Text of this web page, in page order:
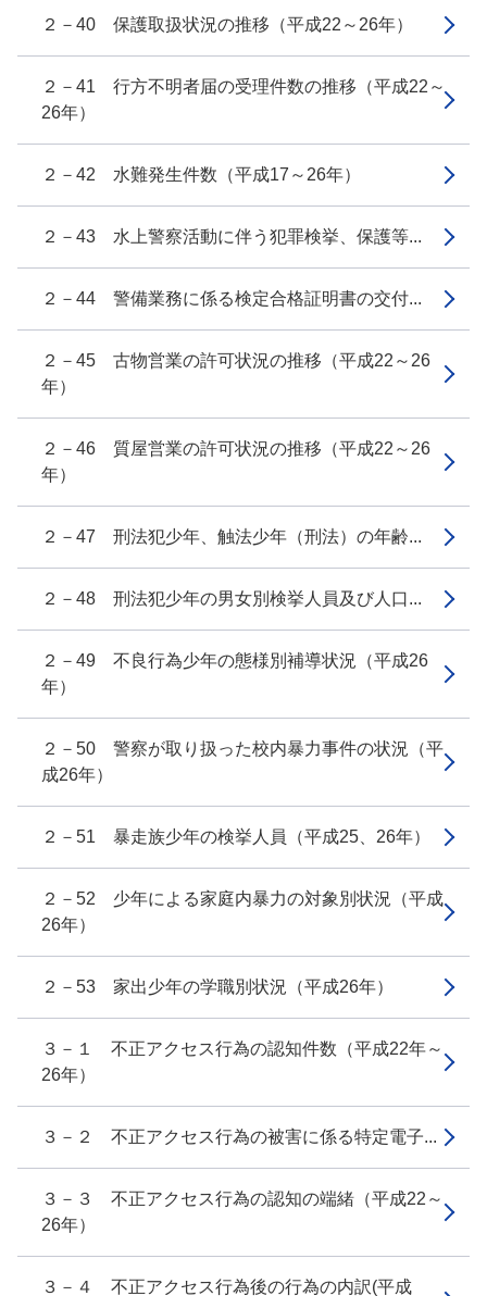
２－40 保護取扱状況の推移（平成22～26年）
２－41 行方不明者届の受理件数の推移（平成22～
26年）
２－42 水難発生件数（平成17～26年）
２－43 水上警察活動に伴う犯罪検挙、保護等...
２－44 警備業務に係る検定合格証明書の交付...
２－45 古物営業の許可状況の推移（平成22～26
年）
２－46 質屋営業の許可状況の推移（平成22～26
年）
２－47 刑法犯少年、触法少年（刑法）の年齢...
２－48 刑法犯少年の男女別検挙人員及び人口...
２－49 不良行為少年の態様別補導状況（平成26
年）
２－50 警察が取り扱った校内暴力事件の状況（平
成26年）
２－51 暴走族少年の検挙人員（平成25、26年）
２－52 少年による家庭内暴力の対象別状況（平成
26年）
２－53 家出少年の学職別状況（平成26年）
３－１ 不正アクセス行為の認知件数（平成22年～
26年）
３－２ 不正アクセス行為の被害に係る特定電子...
３－３ 不正アクセス行為の認知の端緒（平成22～
26年）
３－４ 不正アクセス行為後の行為の内訳(平成